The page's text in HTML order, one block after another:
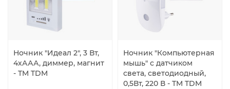
Ночник "Идеал 2", 3 Вт,
4хААА, диммер, магнит
- TM TDM
Ночник "Компьютерная
мышь" с датчиком
света, светодиодный,
0,5Вт, 220 В - TM TDM